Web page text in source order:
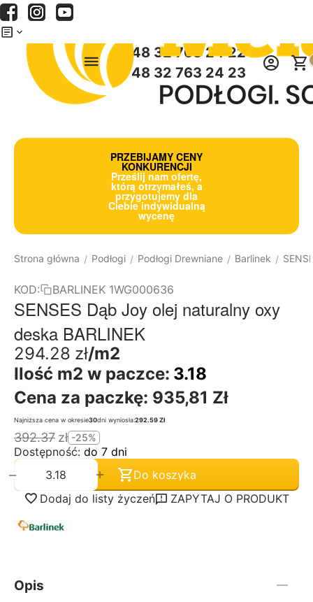
+48 32 763 24 22
+48 32 763 24 23
PRZEBIJAMY CENY
KONKURENCJI
Prześlij nam ofertę,
którą otrzymałeś, a
przygotujemy dla
Ciebie indywidualną
wycenę
Strona główna / Podłogi / Podłogi Drewniane / Barlinek /
KOD: BARLINEK 1WG000636
SENSES Dąb Joy olej naturalny oxy
deska BARLINEK
294.28 zł/m2
Ilość m2 w paczce: 3.18
Cena za paczkę: 935,81 Zł
Najniższa cena w okresie30dni wyniosła:292.59 Zł
392.37 zł -25%
Dostępność: do 7 dni
+
−
Do koszyka
Dodaj do listy życzeń
ZAPYTAJ O PRODUKT
Opis